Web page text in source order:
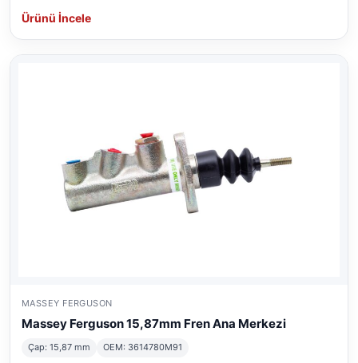
Ürünü İncele
MASSEY FERGUSON
Massey Ferguson 15,87mm Fren Ana Merkezi
Çap: 15,87 mm OEM: 3614780M91